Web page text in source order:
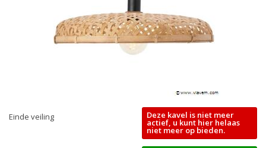
Einde veiling Deze kavel is niet meer
actief, u kunt hier helaas
niet meer op bieden.